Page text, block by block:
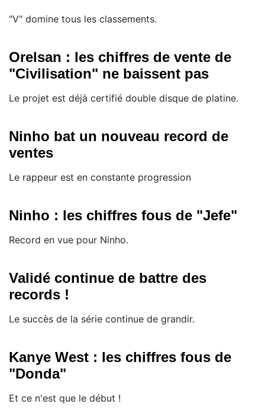
"V" domine tous les classements.
Orelsan : les chiffres de vente de
"Civilisation" ne baissent pas
Le projet est déjà certifié double disque de platine.
Ninho bat un nouveau record de
ventes
Le rappeur est en constante progression
Ninho : les chiffres fous de "Jefe"
Record en vue pour Ninho.
Validé continue de battre des
records !
Le succès de la série continue de grandir.
Kanye West : les chiffres fous de
"Donda"
Et ce n'est que le début !